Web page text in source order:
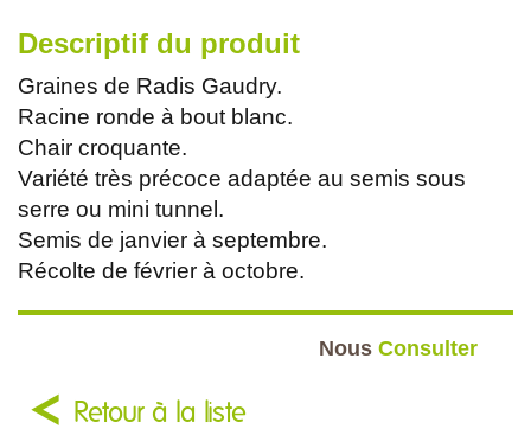
Descriptif du produit
Graines de Radis Gaudry.
Racine ronde à bout blanc.
Chair croquante.
Variété très précoce adaptée au semis sous
serre ou mini tunnel.
Semis de janvier à septembre.
Récolte de février à octobre.
Nous Consulter
Retour à la liste